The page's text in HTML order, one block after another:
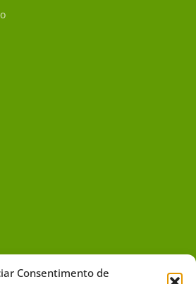
Consentimento de